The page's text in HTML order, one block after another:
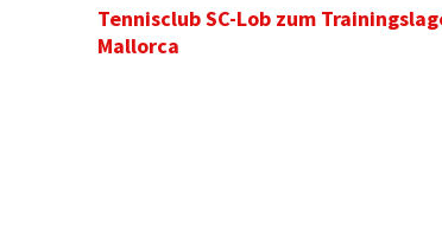
Tennisclub SC-Lob zum
Mallorca